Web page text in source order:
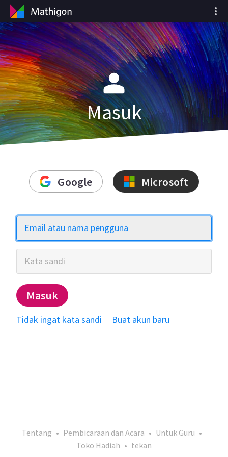
Masuk
Google Microsoft
Email atau nama pengguna
Kata sandi
Masuk
Tidak ingat kata sandi Buat akun baru
Tentang • Pembicaraan dan Acara • Untuk Guru •
Toko Hadiah • tekan